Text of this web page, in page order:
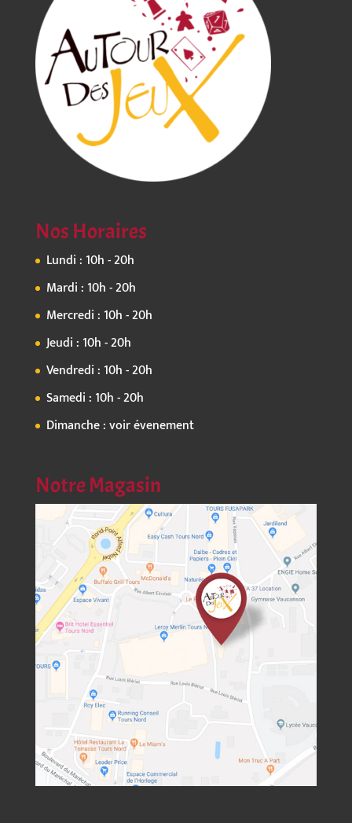
Nos Horaires
Lundi : 10h - 20h
Mardi : 10h - 20h
Mercredi : 10h - 20h
Jeudi : 10h - 20h
Vendredi : 10h - 20h
Samedi : 10h - 20h
Dimanche : voir évenement
Notre Magasin